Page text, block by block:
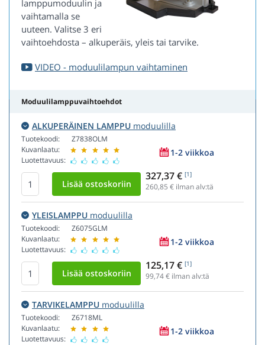
lamppumoduulin ja
vaihtamalla se
uuteen. Valitse 3 eri
vaihtoehdosta – alkuperäis, yleis tai tarvike.
VIDEO - moduulilampun vaihtaminen
Moduulilamppuvaihtoehdot
ALKUPERÄINEN LAMPPU moduulilla
Tuotekoodi:
Kuvanlaatu:
Luotettavuus:
Z7838OLM
1-2 viikkoa
327,37 € [1]
260,85 € ilman alv:tä
YLEISLAMPPU moduulilla
Tuotekoodi:
Kuvanlaatu:
Luotettavuus:
Z6075GLM
1-2 viikkoa
125,17 € [1]
99,74€ ilman alv:tä
TARVIKELAMPPU moduulilla
Tuotekoodi:
Kuvanlaatu:
Luotettavuus:
Z6718ML
1-2 viikkoa